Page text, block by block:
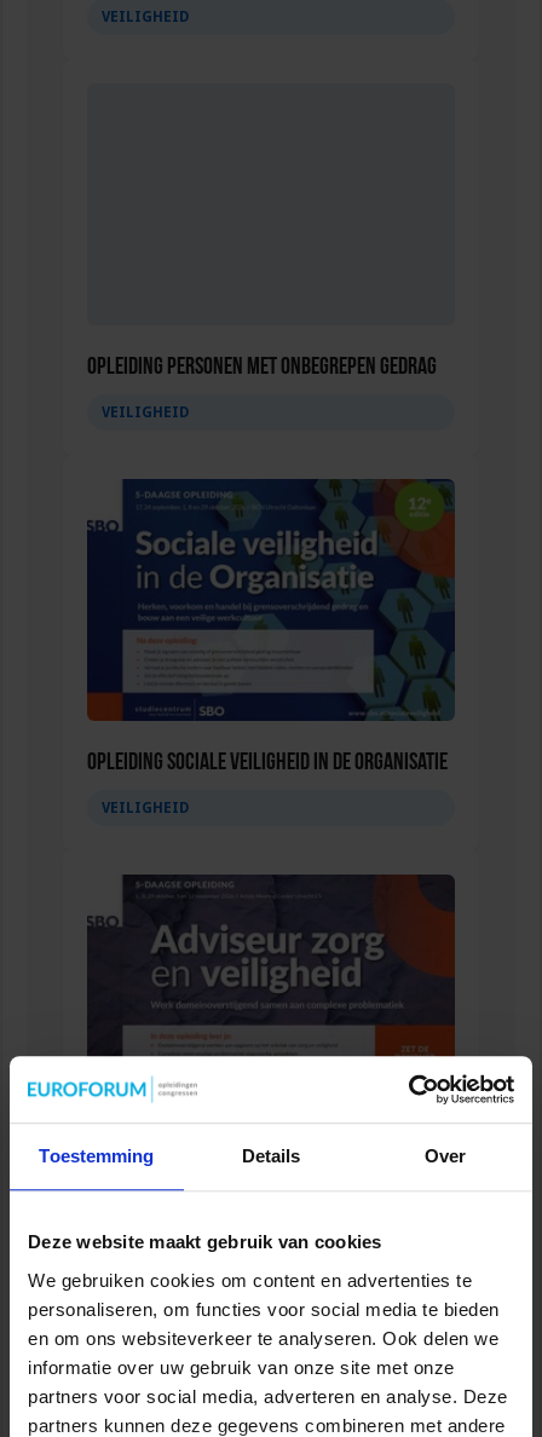
Toestemming Details Over
Deze website maakt gebruik van cookies
We gebruiken cookies om content en advertenties te
personaliseren, om functies voor social media te bieden
en om ons websiteverkeer te analyseren. Ook delen we
informatie over uw gebruik van onze site met onze
partners voor social media, adverteren en analyse. Deze
partners kunnen deze gegevens combineren met andere
VEILIGHEID
Opleiding Personen met onbegrepen gedrag
VEILIGHEID
Opleiding Sociale Veiligheid in de Organisatie
VEILIGHEID
Opleiding Adviseur zorg en veiligheid